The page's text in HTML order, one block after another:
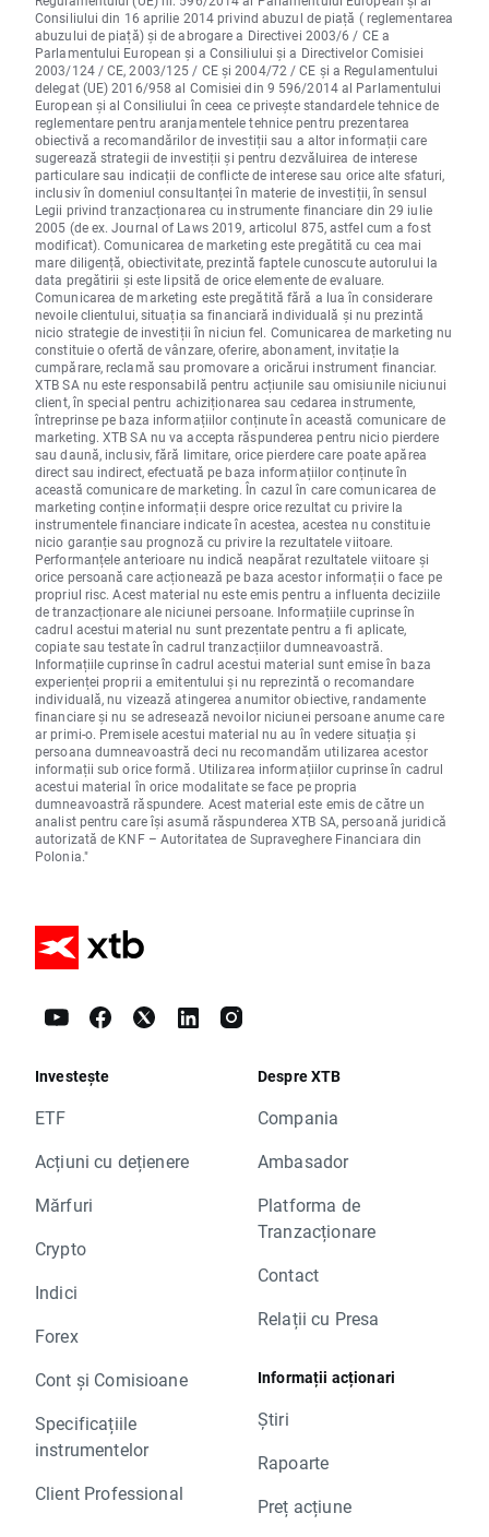
Consiliului din 16 aprilie 2014 privind abuzul de piață ( reglementarea
abuzului de piață) și de abrogare a Directivei 2003/6 / CE a
Parlamentului European și a Consiliului și a Directivelor Comisiei
2003/124 / CE, 2003/125 / CE și 2004/72 / CE și a Regulamentului
delegat (UE) 2016/958 al Comisiei din 9 596/2014 al Parlamentului
European și al Consiliului în ceea ce privește standardele tehnice de
reglementare pentru aranjamentele tehnice pentru prezentarea
obiectivă a recomandărilor de investiții sau a altor informații care
sugerează strategii de investiții și pentru dezvăluirea de interese
particulare sau indicații de conflicte de interese sau orice alte sfaturi,
inclusiv în domeniul consultanței în materie de investiții, în sensul
Legii privind tranzacționarea cu instrumente financiare din 29 iulie
2005 (de ex. Journal of Laws 2019, articolul 875, astfel cum a fost
modificat). Comunicarea de marketing este pregătită cu cea mai
mare diligență, obiectivitate, prezintă faptele cunoscute autorului la
data pregătirii și este lipsită de orice elemente de evaluare.
Comunicarea de marketing este pregătită fără a lua în considerare
nevoile clientului, situația sa financiară individuală și nu prezintă
nicio strategie de investiții în niciun fel. Comunicarea de marketing nu
constituie o ofertă de vânzare, oferire, abonament, invitație la
cumpărare, reclamă sau promovare a oricărui instrument financiar.
XTB SA nu este responsabilă pentru acțiunile sau omisiunile niciunui
client, în special pentru achiziționarea sau cedarea instrumente,
întreprinse pe baza informațiilor conținute în această comunicare de
marketing. XTB SA nu va accepta răspunderea pentru nicio pierdere
sau daună, inclusiv, fără limitare, orice pierdere care poate apărea
direct sau indirect, efectuată pe baza informațiilor conținute în
această comunicare de marketing. În cazul în care comunicarea de
marketing conține informații despre orice rezultat cu privire la
instrumentele financiare indicate în acestea, acestea nu constituie
nicio garanție sau prognoză cu privire la rezultatele viitoare.
Performanțele anterioare nu indică neapărat rezultatele viitoare și
orice persoană care acționează pe baza acestor informații o face pe
propriul risc. Acest material nu este emis pentru a influenta deciziile
de tranzacționare ale niciunei persoane. Informațiile cuprinse în
cadrul acestui material nu sunt prezentate pentru a fi aplicate,
copiate sau testate în cadrul tranzacțiilor dumneavoastră.
Informațiile cuprinse în cadrul acestui material sunt emise în baza
experienței proprii a emitentului și nu reprezintă o recomandare
individuală, nu vizează atingerea anumitor obiective, randamente
financiare și nu se adresează nevoilor niciunei persoane anume care
ar primi-o. Premisele acestui material nu au în vedere situația și
persoana dumneavoastră deci nu recomandăm utilizarea acestor
informații sub orice formă. Utilizarea informațiilor cuprinse în cadrul
acestui material în orice modalitate se face pe propria
dumneavoastră răspundere. Acest material este emis de către un
analist pentru care își asumă răspunderea XTB SA, persoană juridică
autorizată de KNF – Autoritatea de Supraveghere Financiara din
Polonia."
Investește
ETF
Acțiuni cu dețienere
Mărfuri
Crypto
Indici
Forex
Cont și Comisioane
Specificațiile
instrumentelor
Client Professional
Despre XTB
Compania
Ambasador
Platforma de
Tranzacționare
Contact
Relații cu Presa
Informații acționari
Știri
Rapoarte
Preț acțiune